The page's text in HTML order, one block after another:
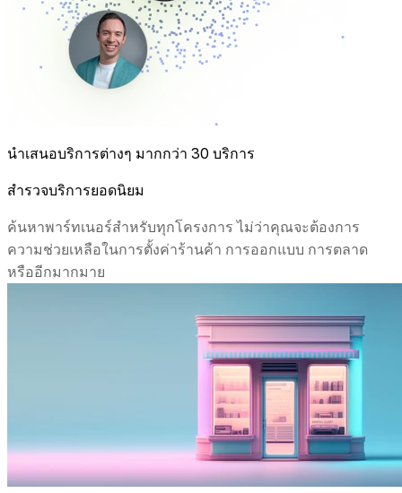
นำเสนอบริการต่างๆ มากกว่า 30 บริการ
สำรวจบริการยอดนิยม
ค้นหาพาร์ทเนอร์สำหรับทุกโครงการ ไม่ว่าคุณจะต้องการ
ความช่วยเหลือในการตั้งค่าร้านค้า การออกแบบ การตลาด
หรืออีกมากมาย